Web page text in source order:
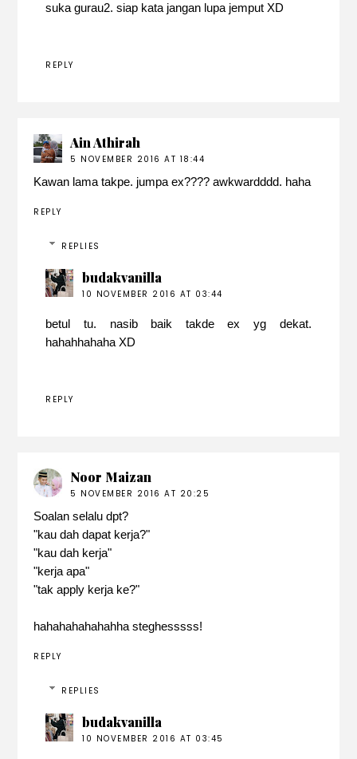
suka gurau2. siap kata jangan lupa jemput XD
REPLY
Ain Athirah
5 NOVEMBER 2016 AT 18:44
Kawan lama takpe. jumpa ex???? awkwardddd. haha
REPLY
REPLIES
budakvanilla
10 NOVEMBER 2016 AT 03:44
betul tu. nasib baik takde ex yg dekat.
hahahhahaha XD
REPLY
Noor Maizan
5 NOVEMBER 2016 AT 20:25
Soalan selalu dpt?
"kau dah dapat kerja?"
"kau dah kerja"
"kerja apa"
"tak apply kerja ke?"
hahahahahahahha steghesssss!
REPLY
REPLIES
budakvanilla
10 NOVEMBER 2016 AT 03:45